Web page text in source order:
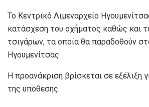
Το Κεντρικό Λιμεναρχείο
κατάσχεση του οχήματος καθώς και
τσιγάρων, τα οποία θα παραδοθούν
Ηγουμενίτσας.
Η προανάκριση βρίσκεται σε εξέλιξη
της υπόθεσης.